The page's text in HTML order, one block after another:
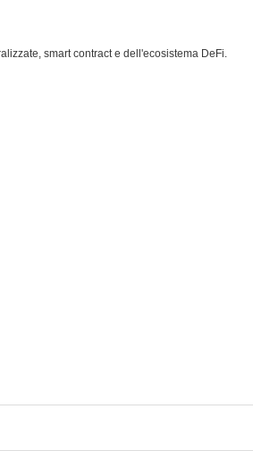
smart contract e dell'ecosistema DeFi.